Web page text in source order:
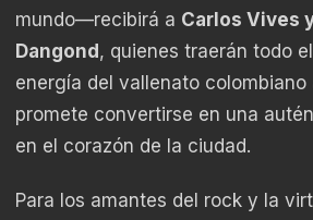
mundo—recibirá a Carlos Vives
Dangond, quienes traerán todo
energía del vallenato colombiano
promete convertirse en una
en el corazón de la ciudad.
Para los amantes del rock y la